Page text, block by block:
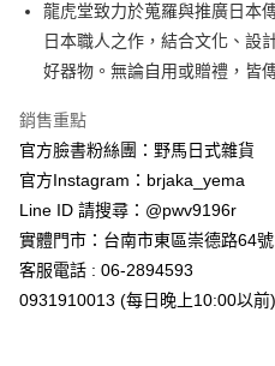
宅配
每筆NT$100，滿NT$999(含以上
龍虎堂致力於蒐羅與推廣日本
日本職人之作，結合文化、設
好器物。無論自用或贈禮，皆
銷售重點
官方臉書粉絲團：野馬日式雜貨
官方Instagram：brjaka_yema
Line ID 請搜尋：@pwv9196r
實體門市：台南市東區崇德路64
客服電話 : 06-2894593
0931910013 (每日晚上10:00以前)